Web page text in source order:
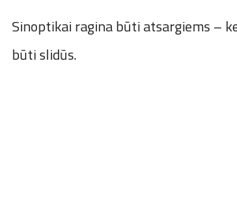
Sinoptikai ragina būti atsargiems –
būti slidūs.